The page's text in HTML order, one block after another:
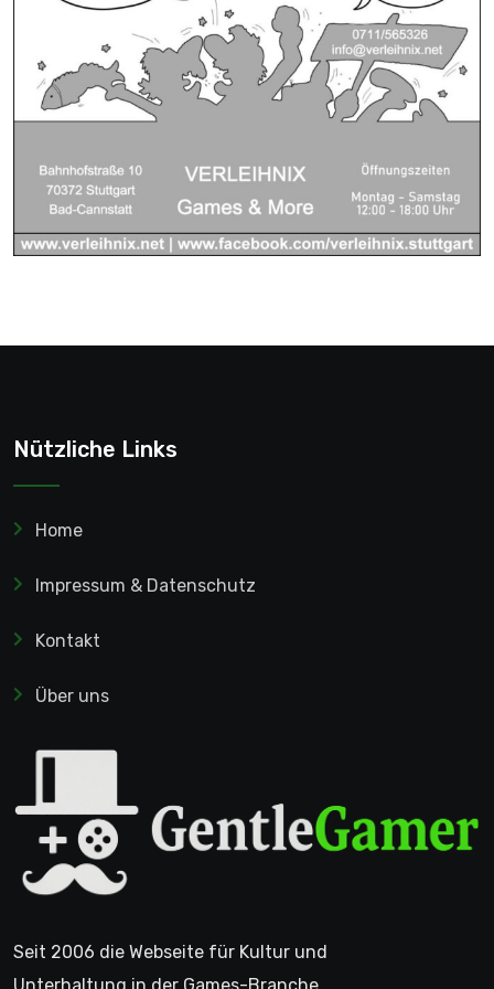
Nützliche Links
Home
Impressum & Datenschutz
Kontakt
Über uns
Seit 2006 die Webseite für Kultur und
Unterhaltung in der Games-Branche.